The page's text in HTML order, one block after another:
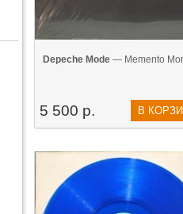
Depeche Mode— Memento
5 500 р. В